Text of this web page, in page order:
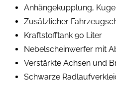
Anhängekupplung,
Zusätzlicher
Kraftstofftank 90 Liter
Nebelscheinwerfer mit
Verstärkte Achsen und
Schwarze